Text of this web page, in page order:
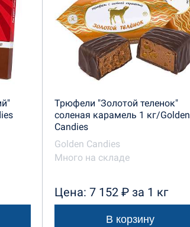
Трюфели "Золотой теленок"
соленая карамель 1 кг/Golden
Candies
Golden Candies
Много на складе
Цена: 7 152 ₽ за 1 кг
В корзину